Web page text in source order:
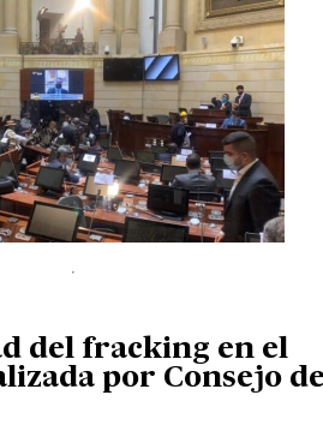
del fracking en el
por Consejo